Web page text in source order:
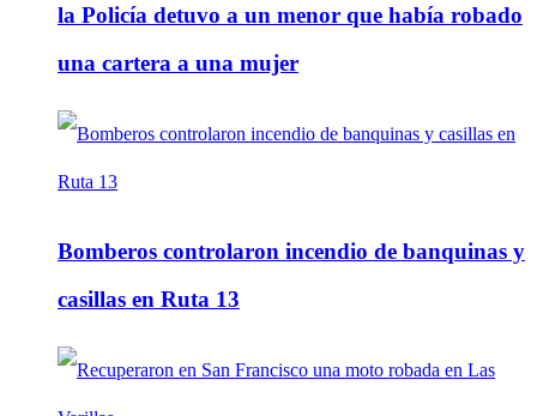
la Policía detuvo a un menor que había robado
una cartera a una mujer
Bomberos controlaron incendio de banquinas y
casillas en Ruta 13